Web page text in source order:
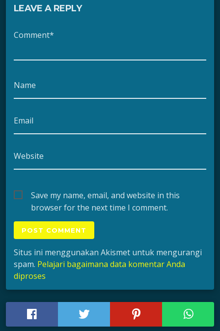
LEAVE A REPLY
Comment*
Name
Email
Website
Save my name, email, and website in this
browser for the next time I comment.
Situs ini menggunakan Akismet untuk mengurangi
spam. Pelajari bagaimana data komentar Anda
diproses